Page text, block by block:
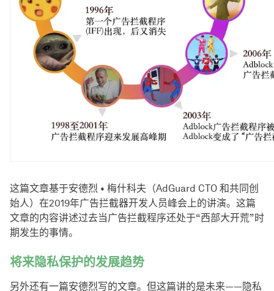
这篇文章基于安德烈 • 梅什科夫（AdGuard CTO 和共同创
始人）在2019年广告拦截器开发人员峰会上的讲演。这篇
文章的内容讲述过去当广告拦截程序还处于“西部大开荒”时
期发生的事情。
将来隐私保护的发展趋势
另外还有一篇安德烈写的文章。但这篇讲的是未来——隐私